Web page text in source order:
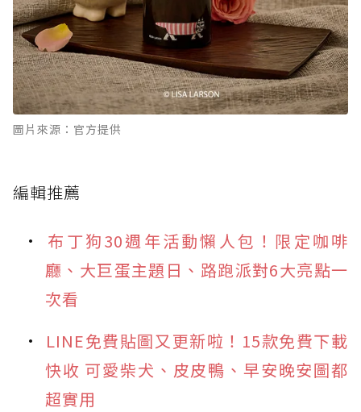
圖片來源：官方提供
編輯推薦
布丁狗30週年活動懶人包！限定咖啡
廳、大巨蛋主題日、路跑派對6大亮點一
次看
LINE免費貼圖又更新啦！15款免費下載
快收 可愛柴犬、皮皮鴨、早安晚安圖都
超實用